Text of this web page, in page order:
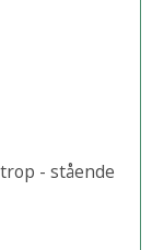
- stående